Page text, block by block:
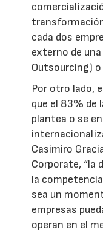
cada dos
externo de
Outsourcing)
Por otro lado,
que el 83% de
plantea o se
Casimiro
Corporate, “la
la
sea un
empresas
operan en el